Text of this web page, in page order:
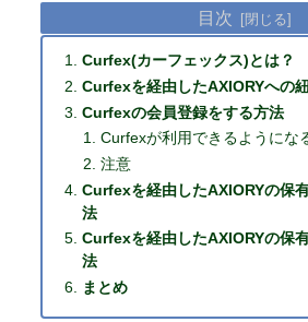
目次
Curfex(カーフェックス)とは？
Curfexを経由したAXIORYへの
Curfexの会員登録をする方法
Curfexが利用できるようにな
注意
Curfexを経由したAXIORYの保
法
Curfexを経由したAXIORYの保
法
まとめ